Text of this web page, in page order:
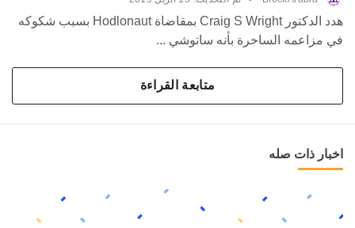
هدد الدكتور Craig S Wright بمقاضاة Hodlonaut بسبب شكوكه
في مزاعمه الساخرة بأنه ساتوشي ...
متابعة القراءة
اخبار ذات صله